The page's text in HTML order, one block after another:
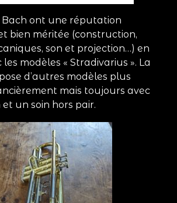
Bach ont une réputation
bien méritée (construction,
son et projection…) en
modèles « Stradivarius ». La
d’autres modèles plus
mais toujours avec
un soin hors pair.